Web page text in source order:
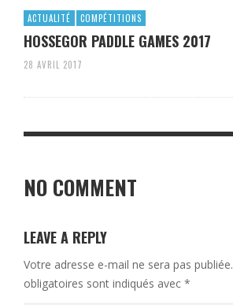
ACTUALITÉ COMPÉTITIONS
HOSSEGOR PADDLE GAMES 2017
28 AVRIL 2017
NO COMMENT
LEAVE A REPLY
Votre adresse e-mail ne sera pas publiée.
obligatoires sont indiqués avec *